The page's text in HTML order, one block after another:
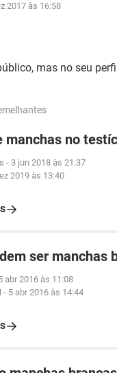
2017 às 16:58
mas no seu
manchas no
- 3 jun 2018 às 21:37
2019 às 13:40
ser manchas
abr 2016 às 11:08
- 5 abr 2016 às 14:44